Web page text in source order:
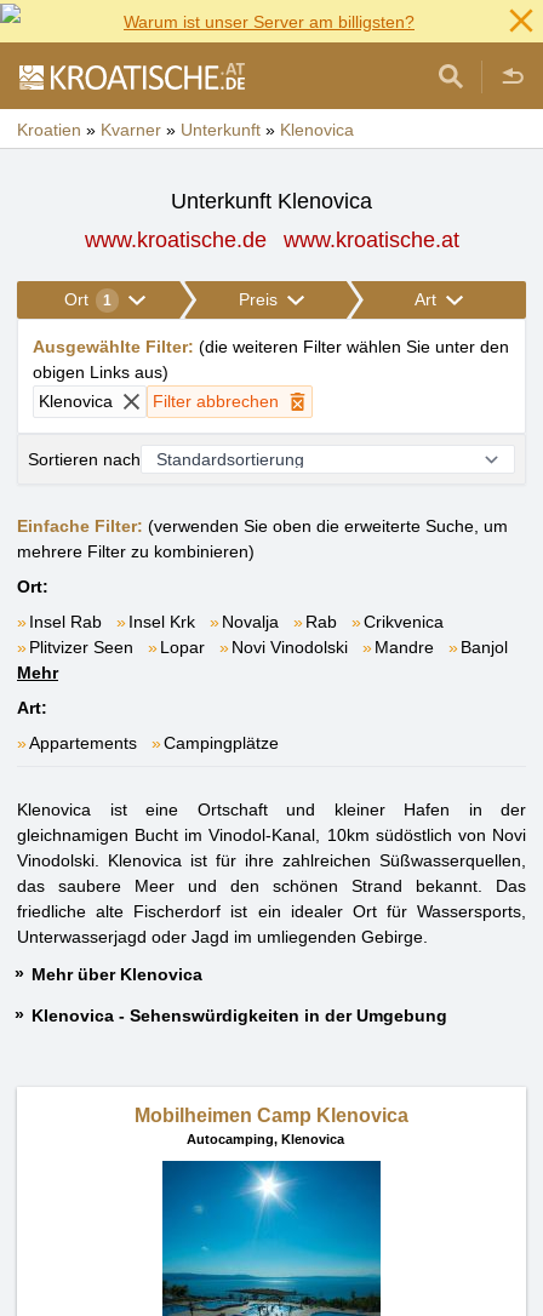
Warum ist unser Server am billigsten?
Kroatien » Kvarner » Unterkunft » Klenovica
Unterkunft Klenovica
www.kroatische.de
www.kroatische.at
Ort 1 Preis Art
Ausgewählte Filter: (die weiteren Filter wählen Sie unter den
obigen Links aus)
Klenovica
Filter abbrechen
Sortieren nach
Einfache Filter: (verwenden Sie oben die erweiterte Suche, um
mehrere Filter zu kombinieren)
Ort:
Insel Rab
Insel Krk Novalja Rab
Crikvenica
Plitvizer Seen
Lopar Novi Vinodolski Mandre
Banjol
Mehr
Art:
Appartements
Campingplätze
Klenovica ist eine Ortschaft und kleiner Hafen in der
gleichnamigen Bucht im Vinodol-Kanal, 10km südöstlich von Novi
Vinodolski. Klenovica ist für ihre zahlreichen Süßwasserquellen,
das saubere Meer und den schönen Strand bekannt. Das
friedliche alte Fischerdorf ist ein idealer Ort für Wassersports,
Unterwasserjagd oder Jagd im umliegenden Gebirge.
Mehr über Klenovica
Klenovica - Sehenswürdigkeiten in der Umgebung
Mobilheimen Camp Klenovica
Autocamping, Klenovica